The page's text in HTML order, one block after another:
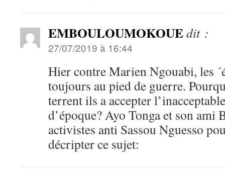
EMBOULOUMOKOUEdit :
27/07/2019 à 16:44
Hier contre Marien Ngouabi, les
toujours au pied de guerre.
terrent ils a accepter
d’époque? Ayo Tonga et son ami
activistes anti Sassou Nguesso
décripter ce sujet: